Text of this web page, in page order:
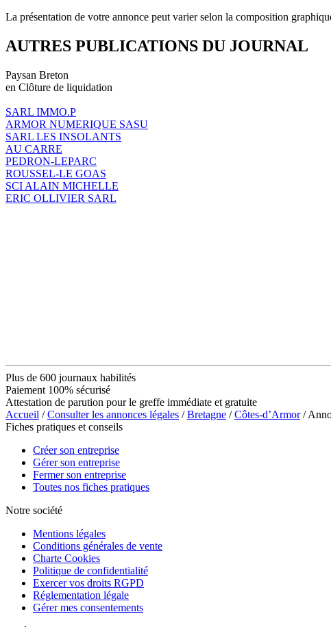
La présentation de votre annonce peut varier selon la composition
AUTRES PUBLICATIONS DU JOURNAL
Paysan Breton
en Clôture de liquidation
SARL IMMO.P
ARMOR NUMERIQUE SASU
SARL LES INSOLANTS
AU CARRE
PEDRON-LEPARC
ROUSSEL-LE GOAS
SCI ALAIN MICHELLE
ERIC OLLIVIER SARL
Plus de 600 journaux habilités
Paiement 100% sécurisé
Attestation de parution pour le greffe immédiate et gratuite
Accueil /Consulter les annonces légales /Bretagne /Côtes-d’Armor/
Fiches pratiques et conseils
Créer son entreprise
Gérer son entreprise
Fermer son entreprise
Toutes nos fiches pratiques
Notre société
Mentions légales
Conditions générales de vente
Charte Cookies
Politique de confidentialité
Exercer vos droits RGPD
Réglementation légale
Gérer mes consentements